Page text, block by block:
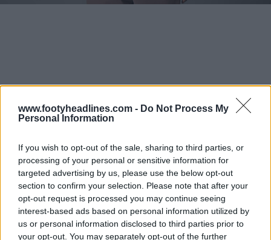
www.footyheadlines.com - Do Not Process My
Personal Information
If you wish to opt-out of the sale, sharing to third parties, or
processing of your personal or sensitive information for
targeted advertising by us, please use the below opt-out
section to confirm your selection. Please note that after your
opt-out request is processed you may continue seeing
interest-based ads based on personal information utilized by
us or personal information disclosed to third parties prior to
your opt-out. You may separately opt-out of the further